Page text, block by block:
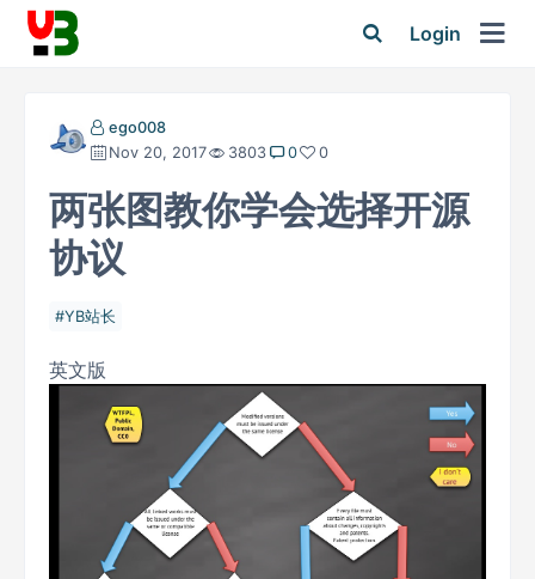
Login
ego008
Nov 20, 2017
3803 0 0
两张图教你学会选择开源
协议
YB站长
英文版